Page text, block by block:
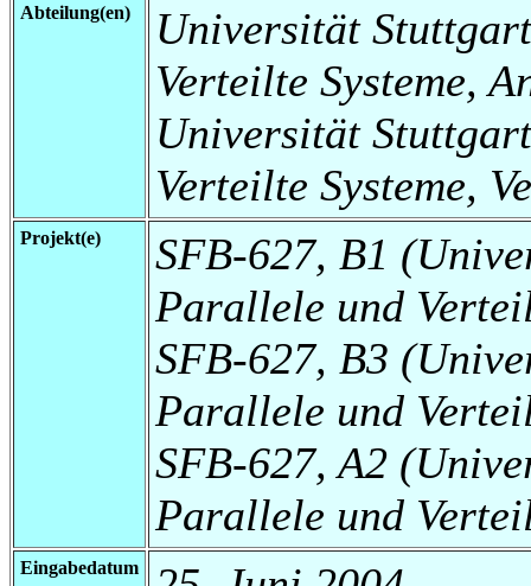
Abteilung(en)
Universität
Verteilte Systeme,
Universität
Verteilte Systeme,
Projekt(e)
SFB-627, B1
Parallele und
SFB-627, B3
Parallele und
SFB-627, A2
Parallele und
Eingabedatum